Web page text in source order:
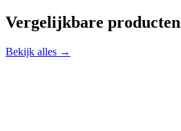
Vergelijkbare producten
Bekijk alles →